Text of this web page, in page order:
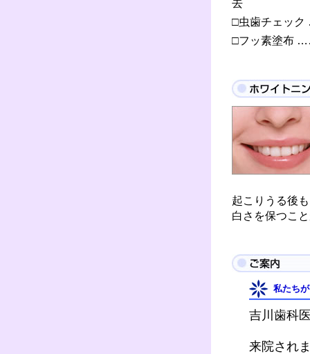
去
□虫歯チェッ
□フッ素塗布
起こりうる後
白さを保つこ
私たち
吉川歯科
来院され